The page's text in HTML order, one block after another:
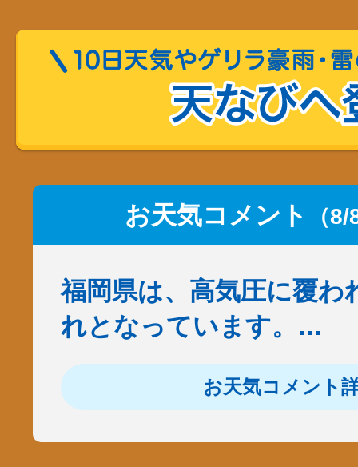
お天気コメント （
福岡県は、高気圧に覆わ
れとなっています。…
お天気コメント